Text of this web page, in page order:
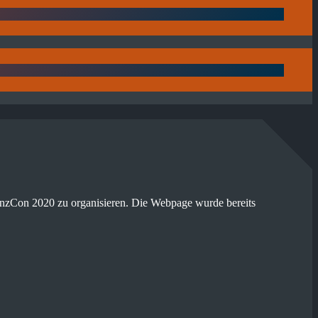
2020 zu organisieren. Die Webpage wurde bereits